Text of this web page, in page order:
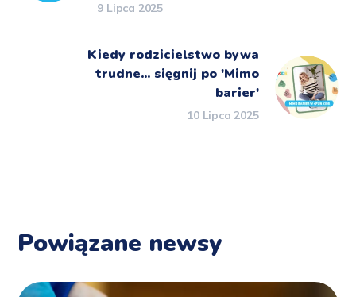
9 Lipca 2025
Kiedy rodzicielstwo bywa
trudne... sięgnij po 'Mimo
barier'
10 Lipca 2025
Powiązane newsy